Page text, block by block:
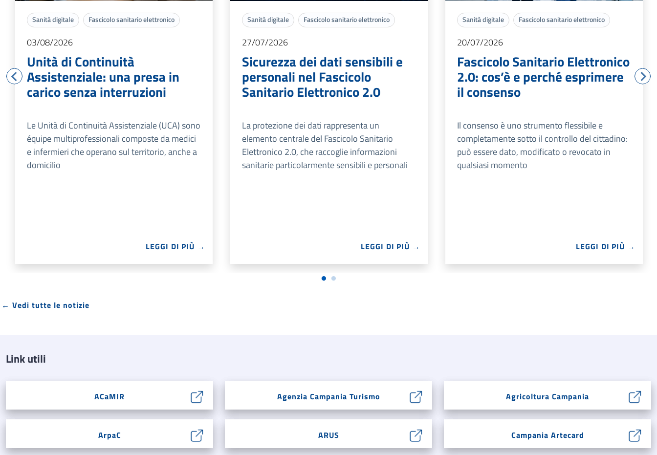
Sanità digitale Fascicolo sanitario elettronico
03/08/2026
Unità di Continuità
Assistenziale: una presa in
carico senza interruzioni
Le Unità di Continuità Assistenziale (UCA) sono
équipe multiprofessionali composte da medici
e infermieri che operano sul territorio, anche a
domicilio
LEGGI DI PIÙ →
Sanità digitale Fascicolo sanitario elettronico
27/07/2026
Sicurezza dei dati sensibili e
personali nel Fascicolo
Sanitario Elettronico 2.0
La protezione dei dati rappresenta un
elemento centrale del Fascicolo Sanitario
Elettronico 2.0, che raccoglie informazioni
sanitarie particolarmente sensibili e personali
LEGGI DI PIÙ →
Sanità digitale Fascicolo sanitario elettronico
20/07/2026
Fascicolo Sanitario Elettronico
2.0: cos’è e perché esprimere
il consenso
Il consenso è uno strumento flessibile e
completamente sotto il controllo del cittadino:
può essere dato, modificato o revocato in
qualsiasi momento
LEGGI DI PIÙ →
← Vedi tutte le notizie
Link utili
ACaMIR Agenzia Campania Turismo Agricoltura Campania
ArpaC ARUS Campania Artecard